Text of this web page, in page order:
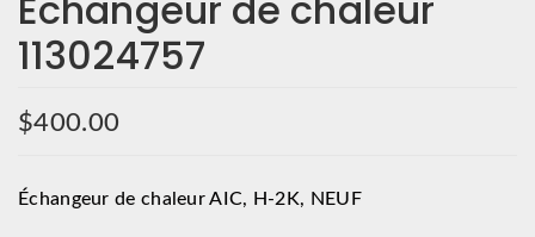
113024757
$400.00
Échangeur de chaleur AIC, H-2K, NEUF